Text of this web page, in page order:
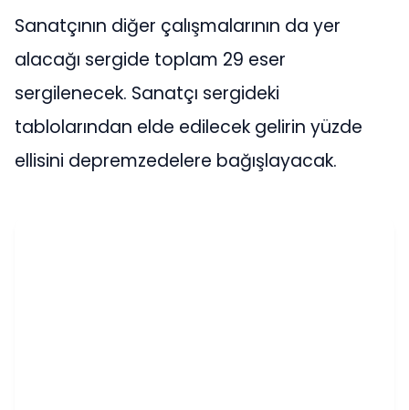
Sanatçının diğer çalışmalarının da yer
alacağı sergide toplam 29 eser
sergilenecek. Sanatçı sergideki
tablolarından elde edilecek gelirin yüzde
ellisini depremzedelere bağışlayacak.